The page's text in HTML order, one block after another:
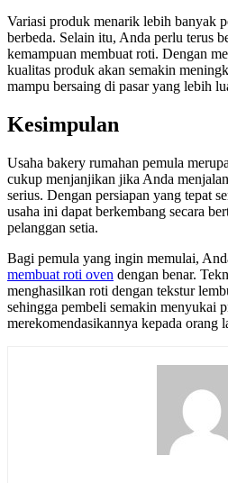
Variasi produk menarik lebih banyak
berbeda. Selain itu, Anda perlu terus
kemampuan membuat roti. Dengan
kualitas produk akan semakin
mampu bersaing di pasar yang lebih
Kesimpulan
Usaha bakery rumahan pemula
cukup menjanjikan jika Anda
serius. Dengan persiapan yang tepat
usaha ini dapat berkembang secara
pelanggan setia.
Bagi pemula yang ingin memulai,
membuat roti oven dengan benar.
menghasilkan roti dengan tekstur
sehingga pembeli semakin menyukai
merekomendasikannya kepada orang